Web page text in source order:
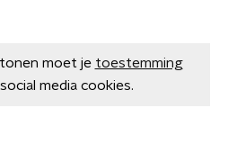
moet je toestemming
media cookies.